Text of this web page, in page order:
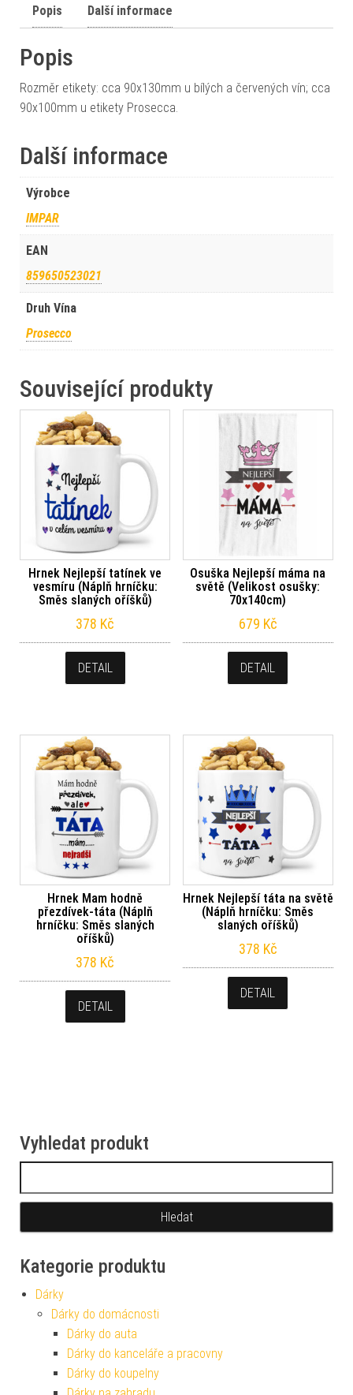
Popis Další informace
Popis
Rozměr etikety: cca 90x130mm u bílých a červených vín; cca
90x100mm u etikety Prosecca.
Další informace
Výrobce
IMPAR
EAN
859650523021
Druh Vína
Prosecco
Související produkty
Hrnek Nejlepší tatínek ve
vesmíru (Náplň hrníčku:
Směs slaných oříšků)
378 Kč
DETAIL
Osuška Nejlepší máma na
světě (Velikost osušky:
70x140cm)
679 Kč
DETAIL
Hrnek Mam hodně
přezdívek-táta (Náplň
hrníčku: Směs slaných
oříšků)
378 Kč
DETAIL
Hrnek Nejlepší táta na světě
(Náplň hrníčku: Směs
slaných oříšků)
378 Kč
DETAIL
Vyhledat produkt
Kategorie produktu
Dárky
Dárky do domácnosti
Dárky do auta
Dárky do kanceláře a pracovny
Dárky do koupelny